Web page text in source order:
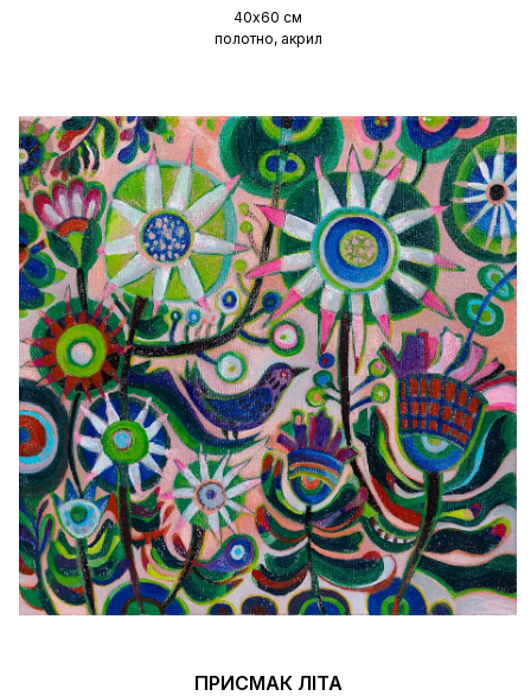
40х60 см
полотно, акрил
ПРИСМАК ЛІТА